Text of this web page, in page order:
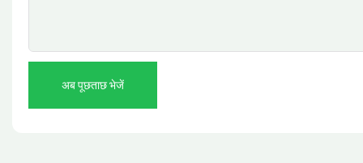
अब पूछताछ भेजें